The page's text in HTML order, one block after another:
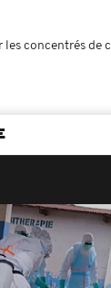
les concentrés de